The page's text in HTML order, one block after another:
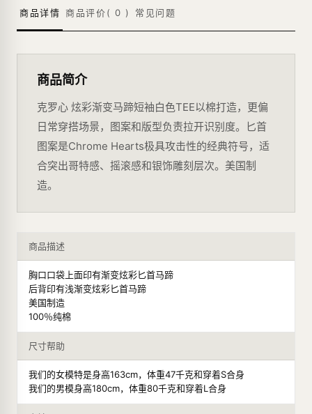
商品详情 商品评价( 0 ) 常见问题
商品简介
克罗心 炫彩渐变马蹄短袖白色TEE以棉打造，更偏
日常穿搭场景，图案和版型负责拉开识别度。匕首
图案是Chrome Hearts极具攻击性的经典符号，适
合突出哥特感、摇滚感和银饰雕刻层次。美国制
造。
商品描述
胸口口袋上面印有渐变炫彩匕首马蹄
后背印有浅渐变炫彩匕首马蹄
美国制造
100％纯棉
尺寸帮助
我们的女模特是身高163cm，体重47千克和穿着S合身
我们的男模身高180cm，体重80千克和穿着L合身